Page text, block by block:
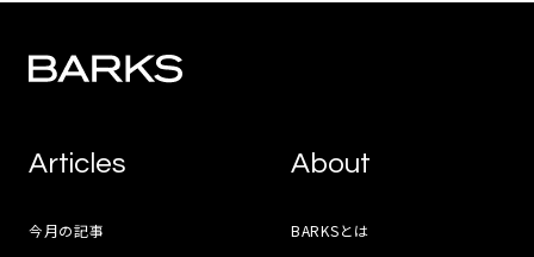
Articles
今月の記事
About
BARKSとは